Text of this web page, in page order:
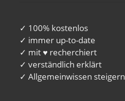
✓ 100% kostenlos
✓ immer up-to-date
✓ mit ♥ recherchiert
✓ verständlich erklärt
✓ Allgemeinwissen steigern